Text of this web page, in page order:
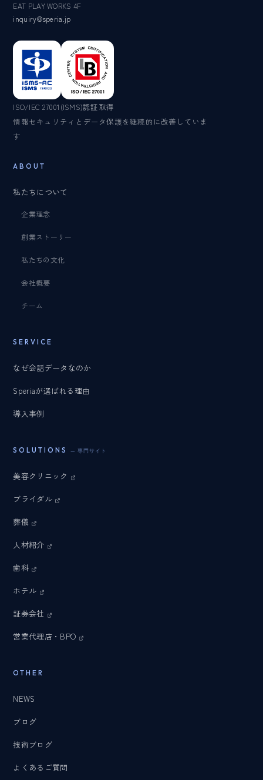
EAT PLAY WORKS 4F
inquiry@speria.jp
ISO/IEC 27001(ISMS)認証取得
情報セキュリティとデータ保護を継続的に改善していま
す
ABOUT
私たちについて
企業理念
創業ストーリー
私たちの文化
会社概要
チーム
SERVICE
なぜ会話データなのか
Speriaが選ばれる理由
導入事例
SOLUTIONS— 専門サイト
美容クリニック
ブライダル
葬儀
人材紹介
歯科
ホテル
証券会社
営業代理店・BPO
OTHER
NEWS
ブログ
技術ブログ
よくあるご質問